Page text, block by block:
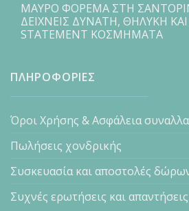
ΜΑΥΡΟ ΦΟΡΕΜΑ ΣΤΗ
ΔΕΙΧΝΕΙΣ ΔΥΝΑΤΗ, ΘΗΛΥΚΗ
STATEMENT ΚΟΣΜΗΜΑΤΑ
ΠΛΗΡΟΦΟΡΙΕΣ
Όροι Χρήσης & Ασφάλεια
Πωλήσεις χονδρικής
Συσκευασία και αποστολές
Συχνές ερωτήσεις και απαντήσεις